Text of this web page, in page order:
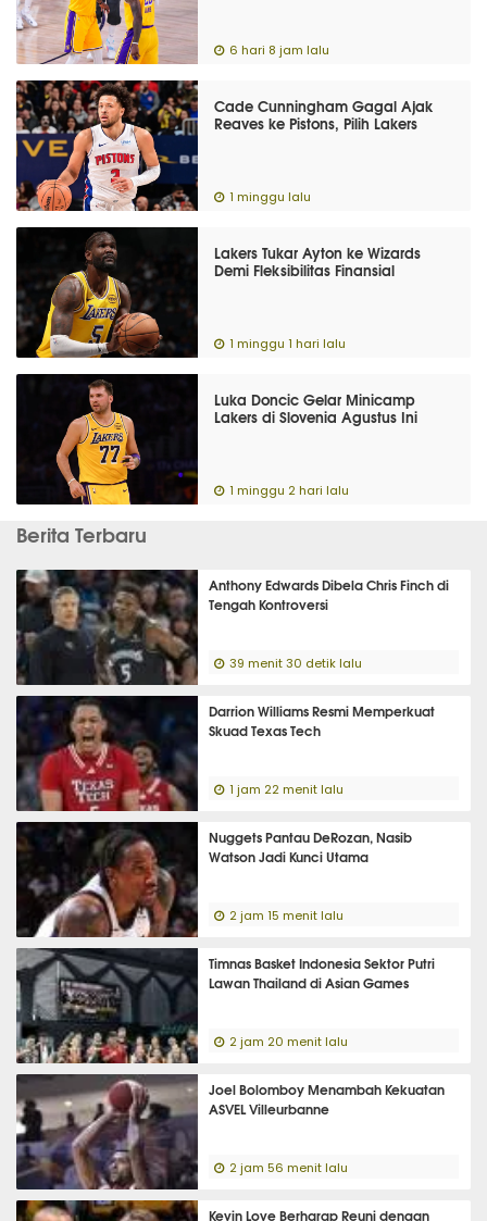
6 hari 8 jam lalu
Cade Cunningham Gagal Ajak
Reaves ke Pistons, Pilih Lakers
1 minggu lalu
Lakers Tukar Ayton ke Wizards
Demi Fleksibilitas Finansial
1 minggu 1 hari lalu
Luka Doncic Gelar Minicamp
Lakers di Slovenia Agustus Ini
1 minggu 2 hari lalu
Berita Terbaru
Anthony Edwards Dibela Chris Finch di
Tengah Kontroversi
39 menit 30 detik lalu
Darrion Williams Resmi Memperkuat
Skuad Texas Tech
1 jam 22 menit lalu
Nuggets Pantau DeRozan, Nasib
Watson Jadi Kunci Utama
2 jam 15 menit lalu
Timnas Basket Indonesia Sektor Putri
Lawan Thailand di Asian Games
2 jam 20 menit lalu
Joel Bolomboy Menambah Kekuatan
ASVEL Villeurbanne
2 jam 56 menit lalu
Kevin Love Berharap Reuni dengan